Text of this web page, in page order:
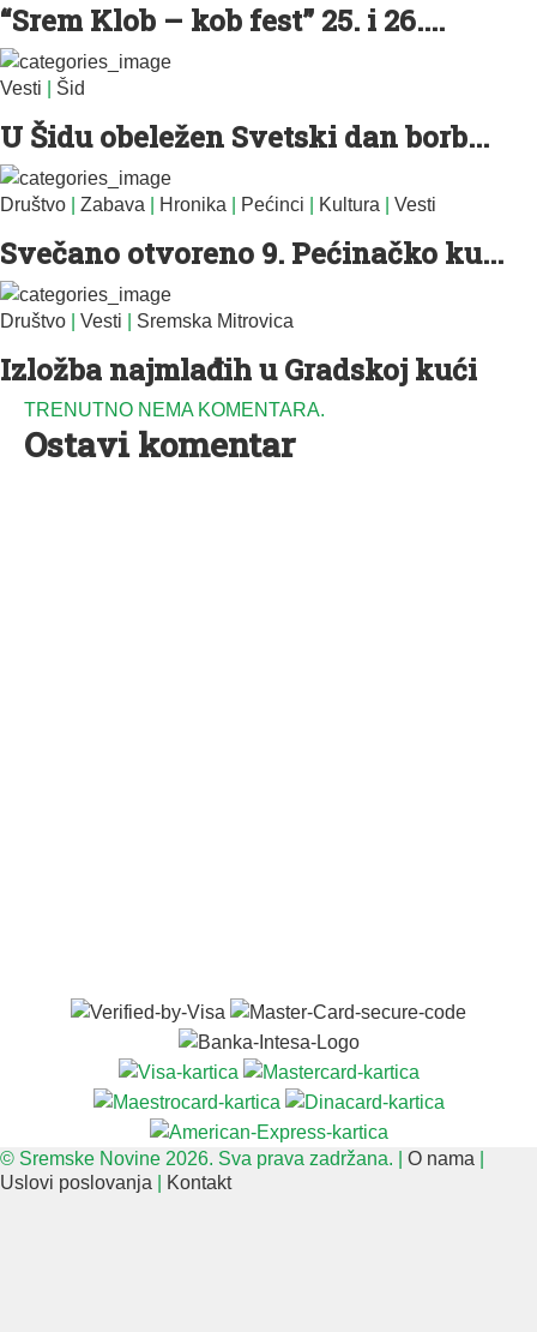
“Srem Klob – kob fest” 25. i 26....
Vesti Šid
U Šidu obeležen Svetski dan borb...
Društvo Zabava Hronika Pećinci Kultura Vesti
Svečano otvoreno 9. Pećinačko ku...
Društvo Vesti Sremska Mitrovica
Izložba najmlađih u Gradskoj kući
TRENUTNO NEMA KOMENTARA.
Ostavi komentar
© Sremske Novine 2026. Sva prava zadržana. | O nama
Uslovi poslovanja
Kontakt